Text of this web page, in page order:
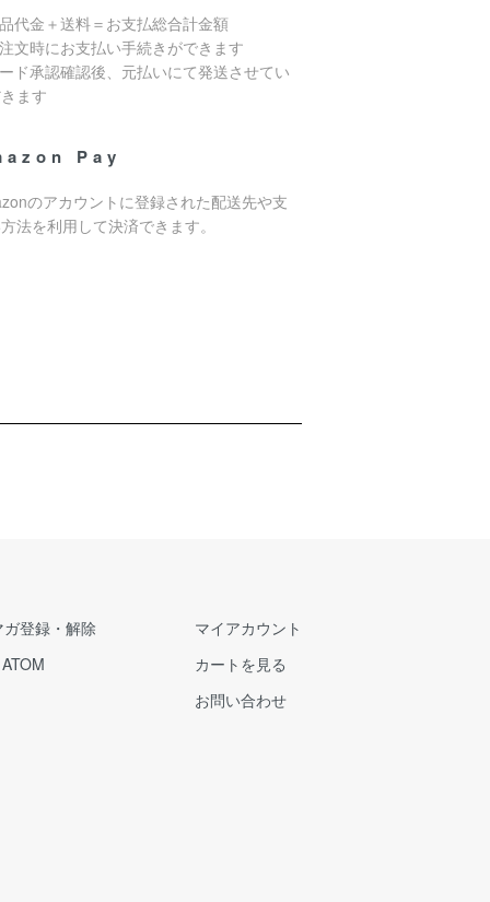
代金＋送料＝お支払総合計金額
文時にお支払い手続きができます
ド承認確認後、元払いにて発送させてい
ます
Pay
のアカウントに登録された配送先や支
法を利用して決済できます。
ガ登録・解除
ATOM
マイアカウント
カートを見る
お問い合わせ